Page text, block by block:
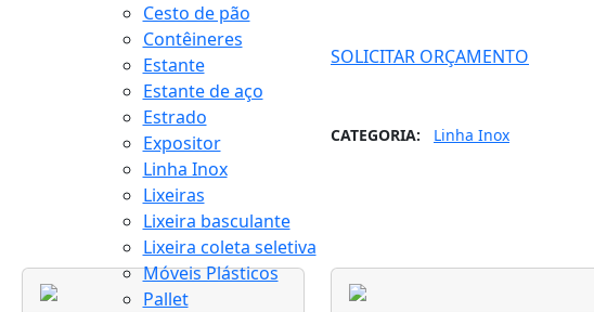
Cesto de pão
Contêineres
Estante
Estante de aço
Estrado
Expositor
Linha Inox
Lixeiras
Lixeira basculante
Lixeira coleta seletiva
Móveis Plásticos
Pallet
SOLICITAR ORÇAMENTO
CATEGORIA: Linha Inox